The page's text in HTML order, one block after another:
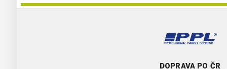
DOPRAVA PO ČR